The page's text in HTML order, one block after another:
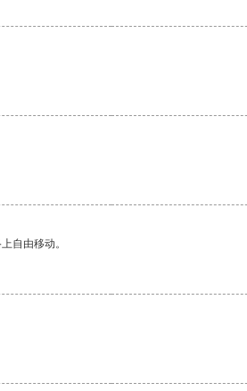
自由移动。